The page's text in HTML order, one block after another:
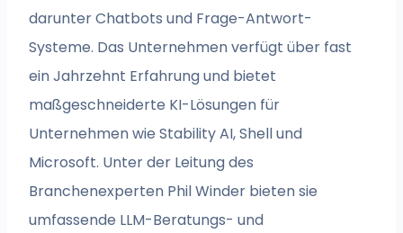
darunter Chatbots und Frage-Antwort-
Systeme. Das Unternehmen verfügt über fast
ein Jahrzehnt Erfahrung und bietet
maßgeschneiderte KI-Lösungen für
Unternehmen wie Stability AI, Shell und
Microsoft. Unter der Leitung des
Branchenexperten Phil Winder bieten sie
umfassende LLM-Beratungs- und